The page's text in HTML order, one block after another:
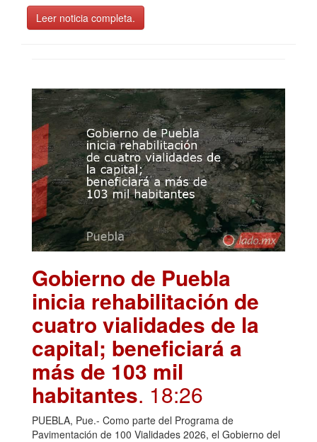
Leer noticia completa.
Gobierno de Puebla
inicia rehabilitación de
cuatro vialidades de la
capital; beneficiará a
más de 103 mil
habitantes. 18:26
PUEBLA, Pue.- Como parte del Programa de
Pavimentación de 100 Vialidades 2026, el Gobierno del